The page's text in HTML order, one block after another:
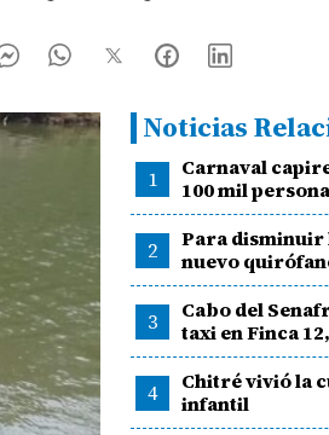
Noticias
1
Carnaval
100 mil
2
Para
nuevo
3
Cabo del
taxi en Finca
4
Chitré vivió la
infantil